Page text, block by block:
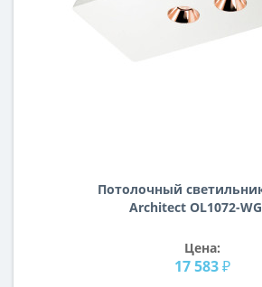
Потолочный
Architect OL1072-
Цена:
17 583 ₽